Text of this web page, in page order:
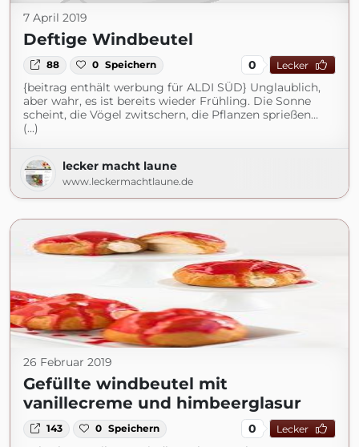
7 April 2019
Deftige Windbeutel
88 0 Speichern 0 Lecker
{beitrag enthält werbung für ALDI SÜD} Unglaublich,
aber wahr, es ist bereits wieder Frühling. Die Sonne
scheint, die Vögel zwitschern, die Pflanzen sprießen…
(...)
lecker macht laune
www.leckermachtlaune.de
26 Februar 2019
Gefüllte windbeutel mit
vanillecreme und himbeerglasur
143 0 Speichern 0 Lecker